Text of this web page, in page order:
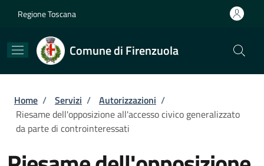
Regione Toscana
Comune di Firenzuola
Briciole di pane
Home / Servizi / Autorizzazioni /
Riesame dell'opposizione all'accesso civico generalizzato
da parte di controinteressati